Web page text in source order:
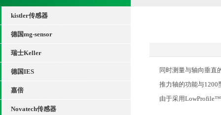
kistler传感器
德国mg-sensor
瑞士Keller
德国IES
嘉倍
Novatech传感器
同时测量与轴向垂直
推力轴的功能与1200
由于采用